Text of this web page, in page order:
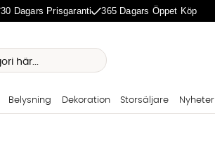
30 Dagars Prisgaranti 365 Dagars Öppet Köp
Belysning Dekoration Storsäljare Nyheter